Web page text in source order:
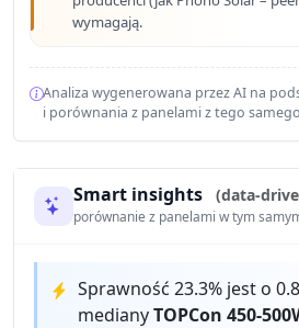
wymagają.
Analiza wygenerowana przez AI na
i porównania z panelami z tego
Smart insights (data-
porównanie z panelami w tym
Sprawność 23.3% jest o
medianyTOPCon 450-